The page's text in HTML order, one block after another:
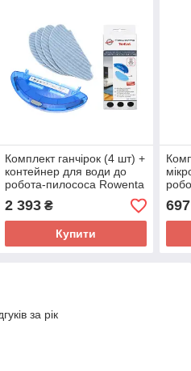
Комплект ганчірок (4 шт) +
контейнер для води до
робота-пилососа Rowenta
SF Essential / Explorer S20
/ Explorer S40 - ZR690002
2 393₴
Купити
120
697
за рік